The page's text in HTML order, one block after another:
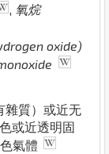
, 氧烷
oxide)
雜質）或近无
或近透明固
氣體